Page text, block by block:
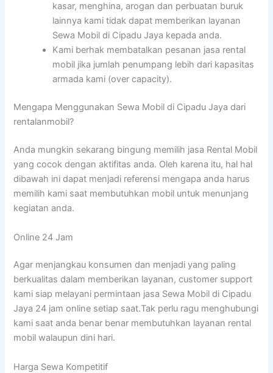
kasar, menghina, arogan dan perbuatan buruk
lainnya kami tidak dapat memberikan layanan
Sewa Mobil di Cipadu Jaya kepada anda.
Kami berhak membatalkan pesanan jasa rental
mobil jika jumlah penumpang lebih dari kapasitas
armada kami (over capacity).
Mengapa Menggunakan Sewa Mobil di Cipadu Jaya dari
rentalanmobil?
Anda mungkin sekarang bingung memilih jasa Rental Mobil
yang cocok dengan aktifitas anda. Oleh karena itu, hal hal
dibawah ini dapat menjadi referensi mengapa anda harus
memilih kami saat membutuhkan mobil untuk menunjang
kegiatan anda.
Online 24 Jam
Agar menjangkau konsumen dan menjadi yang paling
berkualitas dalam memberikan layanan, customer support
kami siap melayani permintaan jasa Sewa Mobil di Cipadu
Jaya 24 jam online setiap saat.Tak perlu ragu menghubungi
kami saat anda benar benar membutuhkan layanan rental
mobil walaupun dini hari.
Harga Sewa Kompetitif